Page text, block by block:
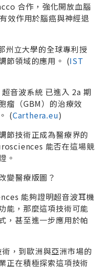
合作，強化開放血腦
效作用於腦癌與神經退
立大學的全球專利授
節領域的應用。 (IST
音波系統 已進入 2a 期
瘤（GBM）的治療效
(Carthera.eu)
節技術正成為醫療界的
能否在這場競
。
變醫療版圖？
能夠證明超音波耳機
能，那麼這項技術可能
，甚至進一步應用於帕
，到歐洲與亞洲市場的
正在積極探索這項技術